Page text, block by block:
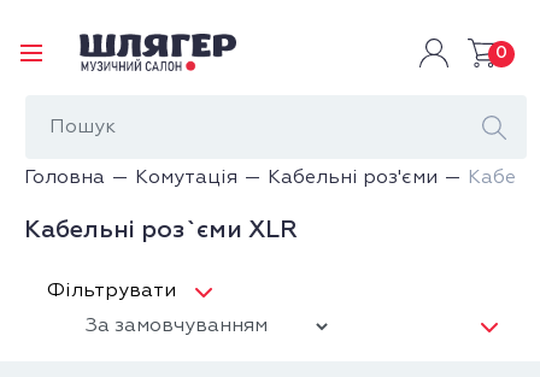
0
Головна Комутація Кабельні роз'єми
Кабельні роз`єми XLR
Фільтрувати